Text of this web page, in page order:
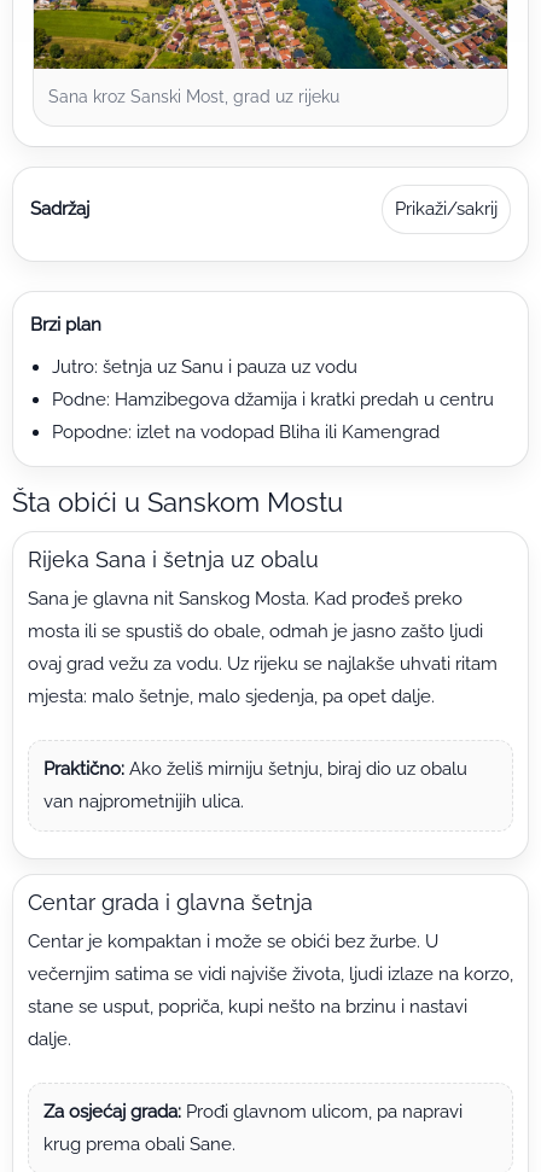
Sana kroz Sanski Most, grad uz rijeku
Sadržaj Prikaži/sakrij
Brzi plan
Jutro: šetnja uz Sanu i pauza uz vodu
Podne: Hamzibegova džamija i kratki predah u centru
Popodne: izlet na vodopad Bliha ili Kamengrad
Šta obići u Sanskom Mostu
Rijeka Sana i šetnja uz obalu
Sana je glavna nit Sanskog Mosta. Kad prođeš preko
mosta ili se spustiš do obale, odmah je jasno zašto ljudi
ovaj grad vežu za vodu. Uz rijeku se najlakše uhvati ritam
mjesta: malo šetnje, malo sjedenja, pa opet dalje.
Praktično: Ako želiš mirniju šetnju, biraj dio uz obalu
van najprometnijih ulica.
Centar grada i glavna šetnja
Centar je kompaktan i može se obići bez žurbe. U
večernjim satima se vidi najviše života, ljudi izlaze na korzo,
stane se usput, popriča, kupi nešto na brzinu i nastavi
dalje.
Za osjećaj grada: Prođi glavnom ulicom, pa napravi
krug prema obali Sane.